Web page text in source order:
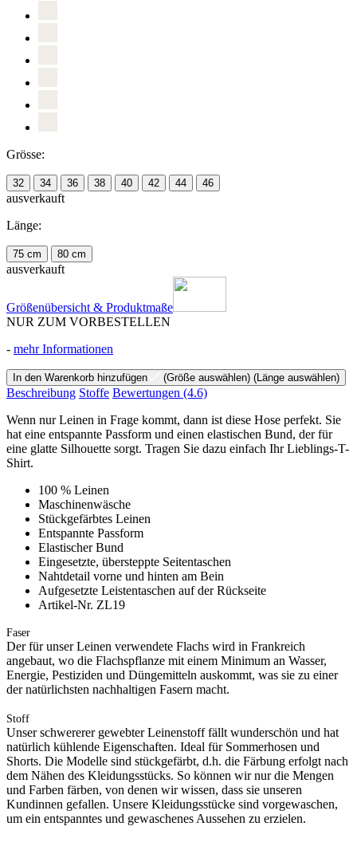
Grösse:
32 34 36 38 40 42 44 46
ausverkauft
Länge:
75 cm 80 cm
ausverkauft
Größenübersicht & Produktmaße
NUR ZUM VORBESTELLEN
- mehr Informationen
In den Warenkorb hinzufügen (Größe auswählen) (Länge auswählen)
Beschreibung Stoffe Bewertungen (4.6)
Wenn nur Leinen in Frage kommt, dann ist diese Hose perfekt. Sie
hat eine entspannte Passform und einen elastischen Bund, der für
eine glatte Silhouette sorgt. Tragen Sie dazu einfach Ihr Lieblings-T-
Shirt.
100 % Leinen
Maschinenwäsche
Stückgefärbtes Leinen
Entspannte Passform
Elastischer Bund
Eingesetzte, übersteppte Seitentaschen
Nahtdetail vorne und hinten am Bein
Aufgesetzte Leistentaschen auf der Rückseite
Artikel-Nr. ZL19
Faser
Der für unser Leinen verwendete Flachs wird in Frankreich
angebaut, wo die Flachspflanze mit einem Minimum an Wasser,
Energie, Pestiziden und Düngemitteln auskommt, was sie zu einer
der natürlichsten nachhaltigen Fasern macht.
Stoff
Unser schwererer gewebter Leinenstoff fällt wunderschön und hat
natürlich kühlende Eigenschaften. Ideal für Sommerhosen und
Shorts. Die Modelle sind stückgefärbt, d.h. die Färbung erfolgt nach
dem Nähen des Kleidungsstücks. So können wir nur die Mengen
und Farben färben, von denen wir wissen, dass sie unseren
Kundinnen gefallen. Unsere Kleidungsstücke sind vorgewaschen,
um ein entspanntes und gewaschenes Aussehen zu erzielen.